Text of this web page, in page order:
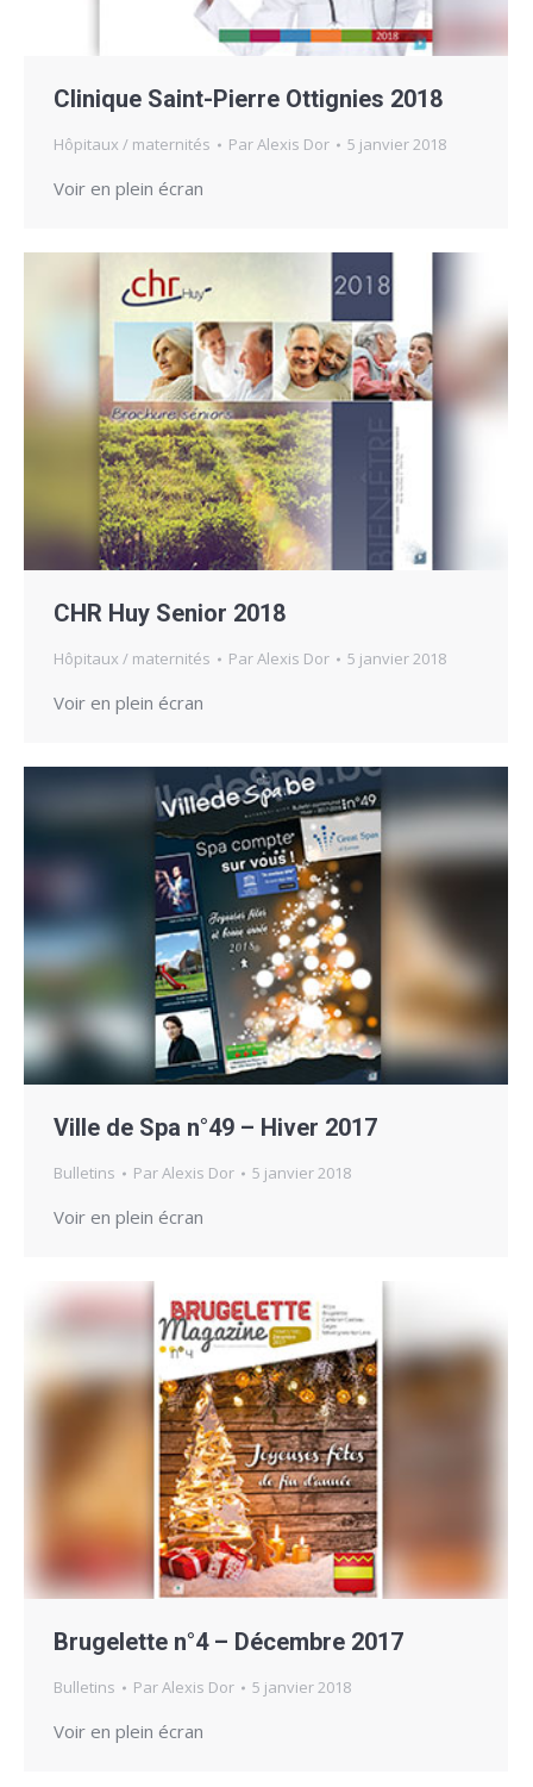
Clinique Saint-Pierre Ottignies 2018
Hôpitaux / maternités ParAlexis Dor 5 janvier 2018
Voir en plein écran
CHR Huy Senior 2018
Hôpitaux / maternités ParAlexis Dor 5 janvier 2018
Voir en plein écran
Ville de Spa n°49 – Hiver 2017
Bulletins ParAlexis Dor 5 janvier 2018
Voir en plein écran
Brugelette n°4 – Décembre 2017
Bulletins ParAlexis Dor 5 janvier 2018
Voir en plein écran